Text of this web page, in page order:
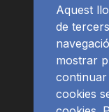
Aquest
de
mostrar
continuar
cookies